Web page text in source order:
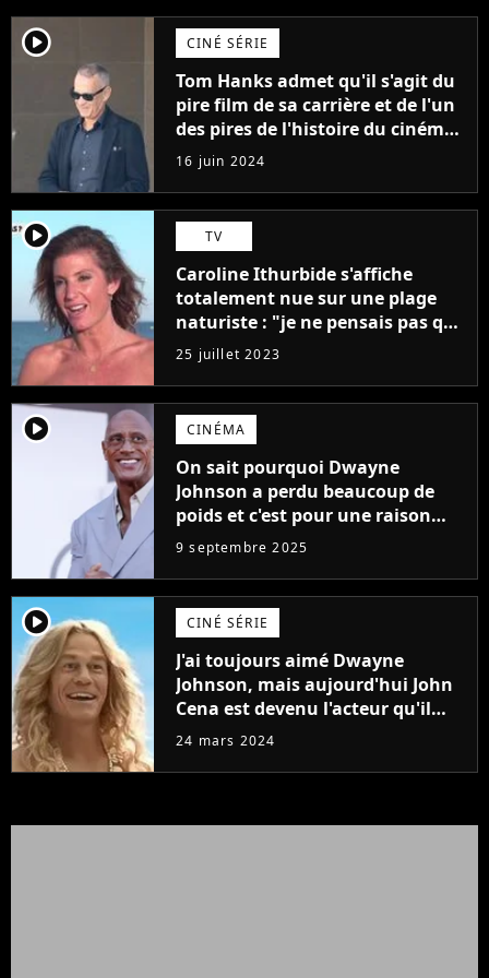
player2 CINÉ SÉRIE
Tom Hanks admet qu'il s'agit du
pire film de sa carrière et de l'un
des pires de l'histoire du cinéma :
"L'un des films les plus
médiocres jamais réalisés"
16 juin 2024
player2 TV
Caroline Ithurbide s'affiche
totalement nue sur une plage
naturiste : "je ne pensais pas que
j'arriverais à le faire..."
25 juillet 2023
player2 CINÉMA
On sait pourquoi Dwayne
Johnson a perdu beaucoup de
poids et c'est pour une raison
importante
9 septembre 2025
player2 CINÉ SÉRIE
J'ai toujours aimé Dwayne
Johnson, mais aujourd'hui John
Cena est devenu l'acteur qu'il
rêvait d'être (et Ricky Stanicky le
24 mars 2024